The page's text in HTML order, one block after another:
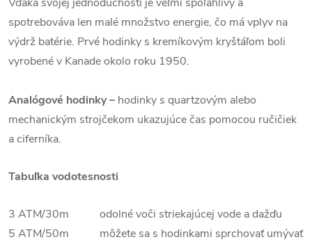
spotrebováva len malé množstvo energie, čo má vplyv na
výdrž batérie. Prvé hodinky s kremíkovým kryštáľom boli
vyrobené v Kanade okolo roku 1950.
Analógové hodinky – hodinky s quartzovým alebo
mechanickým strojčekom ukazujúce čas pomocou ručičiek
a ciferníka.
Tabuľka vodotesnosti
3 ATM/30m odolné voči striekajúcej vode a dažďu
5 ATM/50m môžete sa s hodinkami sprchovať umývať